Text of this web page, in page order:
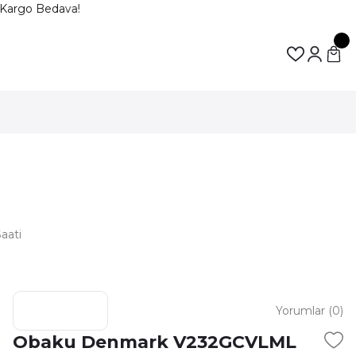
Bedava!
Yorumlar (0)
Obaku Denmark V232GCVLML